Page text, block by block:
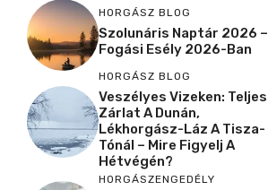
HORGÁSZ BLOG
Szolunáris Naptár 2026 –
Fogási Esély 2026-Ban
HORGÁSZ BLOG
Veszélyes Vizeken: Teljes
Zárlat A Dunán,
Lékhorgász-Láz A Tisza-
Tónál – Mire Figyelj A
Hétvégén?
HORGÁSZENGEDÉLY